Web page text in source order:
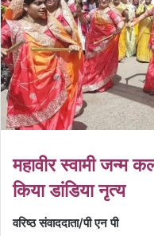
महावीर स्वामी जन्म
किया डांडिया नृत्य
वरिष्ठ संवाददाता/पी एन पी